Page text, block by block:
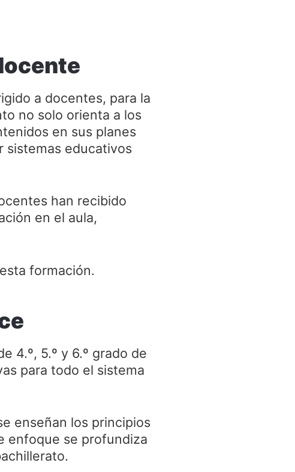
a docentes, para la
no solo orienta a los
en sus planes
sistemas educativos
han recibido
en el aula,
formación.
4.º, 5.º y 6.º grado de
para todo el sistema
enseñan los principios
enfoque se profundiza